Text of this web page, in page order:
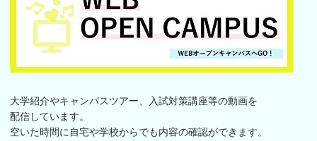
大学紹介やキャンパスツアー、入試対策講座等の動画を
配信しています。
空いた時間に自宅や学校からでも内容の確認ができます。